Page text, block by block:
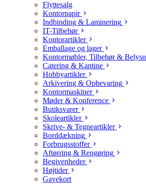
Flyttesalg
Kontorpapir
Indbinding & Laminering
IT-Tilbehør
Kontorartikler
Emballage og lager
Kontormøbler, Tilbehør &
Catering & Kantine
Hobbyartikler
Arkivering & Opbevaring
Kontormaskiner
Møder & Konference
Butiksvarer
Skoleartikler
Skrive- & Tegneartikler
Borddækning
Forbrugsstoffer
Aftørring & Rengøring
Begivenheder
Højtider
Gavekort